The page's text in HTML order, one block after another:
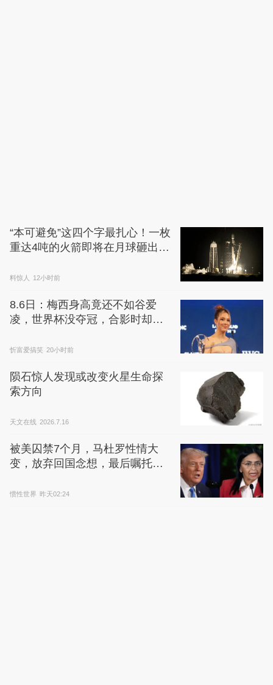
“本可避免”这四个字最扎心！一枚
重达4吨的火箭即将在月球砸出巨
料惊人 12小时前
8.6日：梅西身高竟还不如谷爱
凌，世界杯没夺冠，合影时却笑
忻富爱搞笑 20小时前
陨石惊人发现或改变火星生命探
索方向
天文在线 2026.7.16
被美囚禁7个月，马杜罗性情大
变，放弃回国念想，最后嘱托已
惯性世界 昨天02:24